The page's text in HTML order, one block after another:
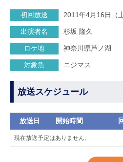
初回放送 2011年4月16日（土
出演者名 杉坂 隆久
ロケ地 神奈川県芦ノ湖
対象魚 ニジマス
放送スケジュール
放送日 開始時間
現在放送予定はありません。